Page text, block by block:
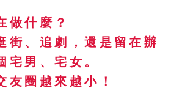
做什麼？
街、追劇，還是留在辦
宅男、宅女。
友圈越來越小！